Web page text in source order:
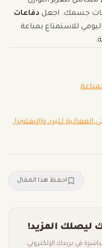
جسمك. اجعل دفاعات
للاستمتاع بمناعة
احفظ هذا المقال
ليصلك المزيد!
في بريدك الإلكتروني.